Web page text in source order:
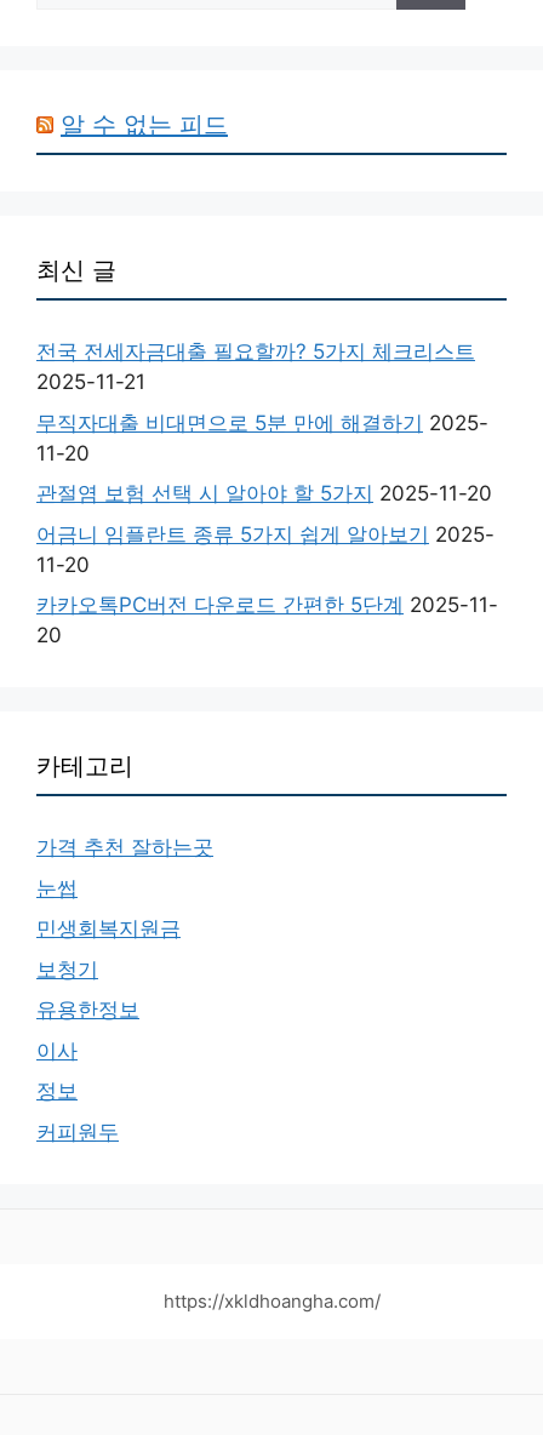
알 수 없는 피드
최신 글
전국 전세자금대출 필요할까? 5가지 체크리스트
2025-11-21
무직자대출 비대면으로 5분 만에 해결하기 2025-
11-20
관절염 보험 선택 시 알아야 할 5가지 2025-11-20
어금니 임플란트 종류 5가지 쉽게 알아보기 2025-
11-20
카카오톡PC버전 다운로드 간편한 5단계 2025-11-
20
카테고리
가격 추천 잘하는곳
눈썹
민생회복지원금
보청기
유용한정보
이사
정보
커피원두
https://xkldhoangha.com/